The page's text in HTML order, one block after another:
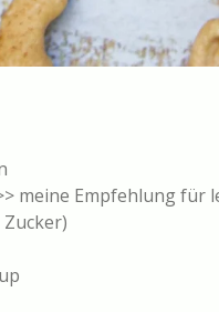
meine Empfehlung für